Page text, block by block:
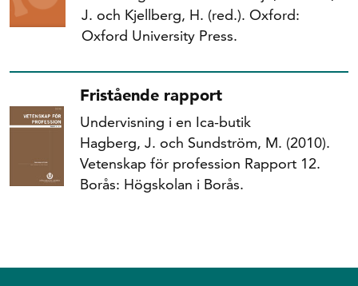
J. och Kjellberg, H. (red.). Oxford:
Oxford University Press.
Fristående rapport
Undervisning i en Ica-butik
Hagberg, J. och Sundström, M. (2010).
Vetenskap för profession Rapport 12.
Borås: Högskolan i Borås.